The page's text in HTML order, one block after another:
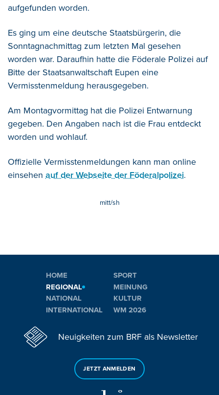
aufgefunden worden.
Es ging um eine deutsche Staatsbürgerin, die
Sonntagnachmittag zum letzten Mal gesehen
worden war. Daraufhin hatte die Föderale Polizei auf
Bitte der Staatsanwaltschaft Eupen eine
Vermisstenmeldung herausgegeben.
Am Montagvormittag hat die Polizei Entwarnung
gegeben. Den Angaben nach ist die Frau entdeckt
worden und wohlauf.
Offizielle Vermisstenmeldungen kann man online
einsehen auf der Webseite der Föderalpolizei.
mitt/sh
HOME
REGIONAL
NATIONAL
INTERNATIONAL
SPORT
MEINUNG
KULTUR
WM 2026
Neuigkeiten zum BRF als Newsletter
JETZT ANMELDEN